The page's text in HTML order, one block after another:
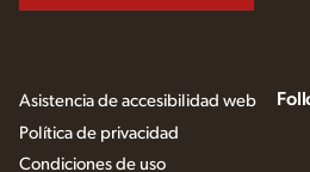
Asistencia de accesibilidad web
Política de privacidad
Condiciones de uso